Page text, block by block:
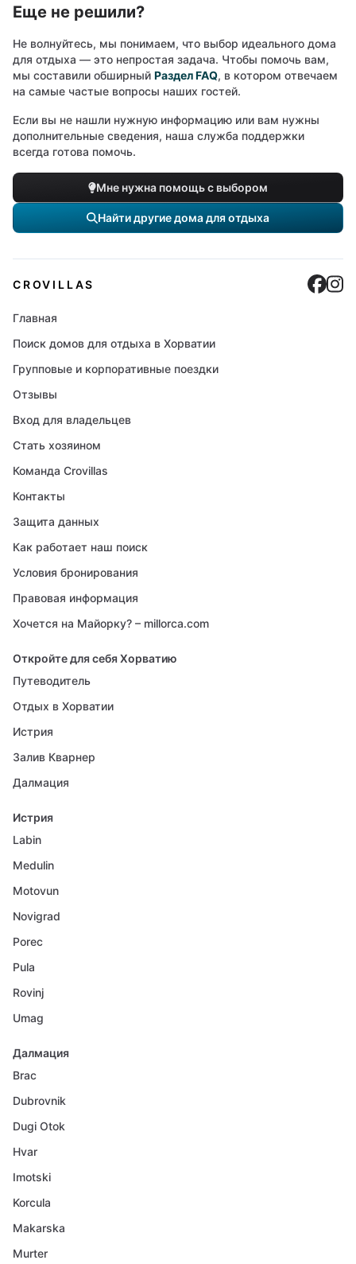
Еще не решили?
Не волнуйтесь, мы понимаем, что выбор идеального дома
для отдыха — это непростая задача. Чтобы помочь вам,
мы составили обширный Раздел FAQ, в котором отвечаем
на самые частые вопросы наших гостей.
Если вы не нашли нужную информацию или вам нужны
дополнительные сведения, наша служба поддержки
всегда готова помочь.
Мне нужна помощь с выбором
Найти другие дома для отдыха
CROVILLAS
Главная
Поиск домов для отдыха в Хорватии
Групповые и корпоративные поездки
Отзывы
Вход для владельцев
Стать хозяином
Команда Crovillas
Контакты
Защита данных
Как работает наш поиск
Условия бронирования
Правовая информация
Хочется на Майорку? – millorca.com
Откройте для себя Хорватию
Путеводитель
Отдых в Хорватии
Истрия
Залив Кварнер
Далмация
Истрия
Labin
Medulin
Motovun
Novigrad
Porec
Pula
Rovinj
Umag
Далмация
Brac
Dubrovnik
Dugi Otok
Hvar
Imotski
Korcula
Makarska
Murter